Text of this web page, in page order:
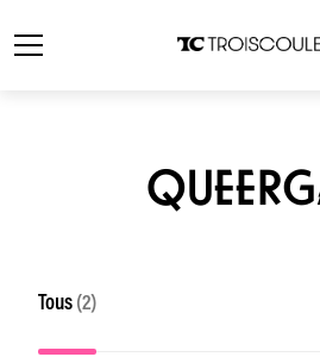
Tous (2)